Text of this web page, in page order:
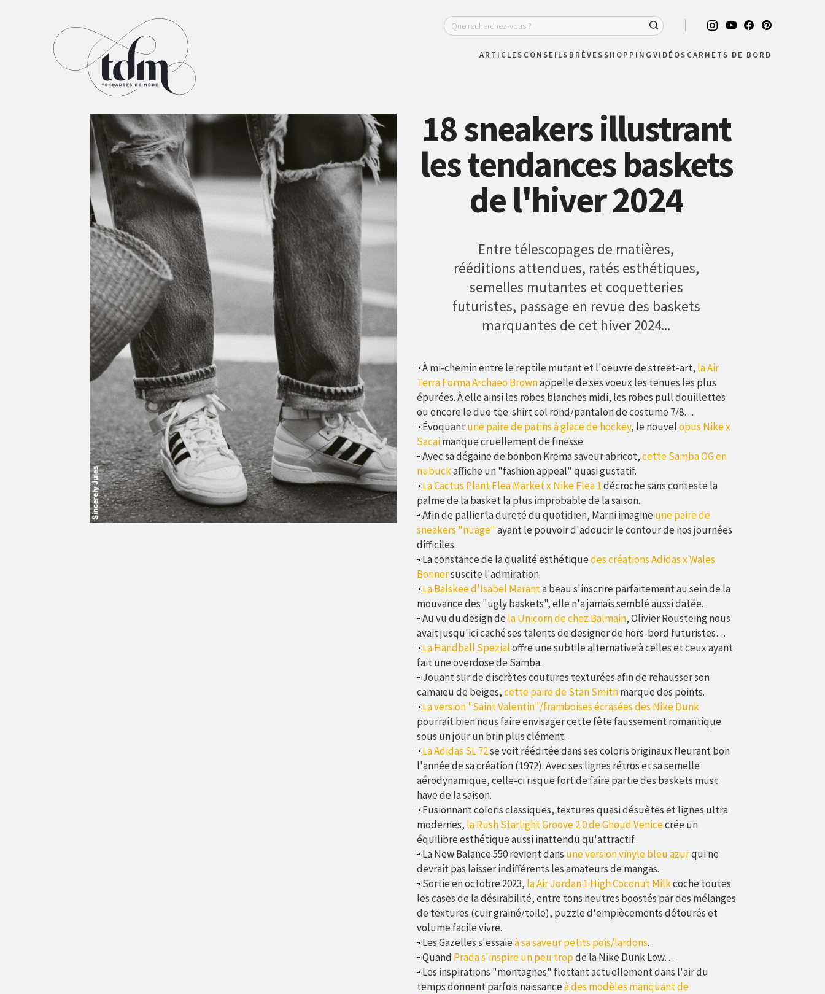
ARTICLES CONSEILS BRÈVESSHOPPING VIDÉOS CARNETS DE BORD
18 sneakers illustrant
les tendances baskets
de l'hiver 2024
Entre télescopages de matières,
rééditions attendues, ratés esthétiques,
semelles mutantes et coquetteries
futuristes, passage en revue des baskets
marquantes de cet hiver 2024...
À mi-chemin entre le reptile mutant et l'oeuvre de street-art, la Air
Terra Forma Archaeo Brownappelle de ses voeux les tenues les plus
épurées. À elle ainsi les robes blanches midi, les robes pull douillettes
ou encore le duo tee-shirt col rond/pantalon de costume 7/8…
Évoquantune paire de patins à glace de hockey, le nouvelopus Nike x
Sacaimanque cruellement de finesse.
Avec sa dégaine de bonbon Krema saveur abricot,cette Samba OG en
nubuckaffiche un "fashion appeal" quasi gustatif.
La Cactus Plant Flea Market x Nike Flea 1décroche sans conteste la
palme de la basket la plus improbable de la saison.
Afin de pallier la dureté du quotidien, Marni imagine une paire de
sneakers "nuage"ayant le pouvoir d'adoucir le contour de nos journées
difficiles.
La constance de la qualité esthétiquedes créations Adidas x Wales
Bonnersuscite l'admiration.
La Balskee d'Isabel Maranta beau s'inscrire parfaitement au sein de la
mouvance des "ugly baskets", elle n'a jamais semblé aussi datée.
Au vu du design de la Unicorn de chez Balmain, Olivier Rousteing nous
avait jusqu'ici caché ses talents de designer de hors-bord futuristes…
La Handball Spezialoffre une subtile alternative à celles et ceux ayant
fait une overdose de Samba.
Jouant sur de discrètes coutures texturées afin de rehausser son
camaïeu de beiges,cette paire de Stan Smithmarque des points.
La version "Saint Valentin"/framboises écrasées des Nike Dunk
pourrait bien nous faire envisager cette fête faussement romantique
sous un jour un brin plus clément.
La Adidas SL 72se voit rééditée dans ses coloris originaux fleurant bon
l'année de sa création (1972). Avec ses lignes rétros et sa semelle
aérodynamique, celle-ci risque fort de faire partie des baskets must
have de la saison.
Fusionnant coloris classiques, textures quasi désuètes et lignes ultra
modernes, la Rush Starlight Groove 2.0 de Ghoud Venicecrée un
équilibre esthétique aussi inattendu qu'attractif.
La ​​New Balance 550 revient dans une version vinyle bleu azurqui ne
devrait pas laisser indifférents les amateurs de mangas.
Sortie en octobre 2023, la Air Jordan 1 High Coconut Milkcoche toutes
les cases de la désirabilité, entre tons neutres boostés par des mélanges
de textures (cuir grainé/toile), puzzle d'empiècements détourés et
volume facile vivre.
Les Gazelles s'essaieà sa saveur petits pois/lardons.
Quand Prada s'inspire un peu tropde la Nike Dunk Low…
Les inspirations "montagnes" flottant actuellement dans l'air du
temps donnent parfois naissanceà des modèles manquant de